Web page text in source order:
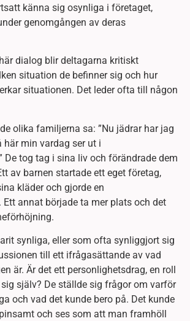
känna sig osynliga i företaget,
genomgången av deras
dialog blir deltagarna kritiskt
situation de befinner sig och hur
situationen. Det leder ofta till någon
olika familjerna sa: ”Nu jädrar har jag
här min vardag ser ut i
De tog tag i sina liv och förändrade dem
av barnen startade ett eget företag,
kläder och gjorde en
annat började ta mer plats och det
synliga, eller som ofta synliggjort sig
till ett ifrågasättande av vad
är. Är det ett personlighetsdrag, en roll
själv? De ställde sig frågor om varför
och vad det kunde bero på. Det kunde
och ses som att man framhöll